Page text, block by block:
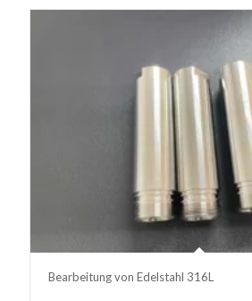
Bearbeitung von Edelstahl 316L